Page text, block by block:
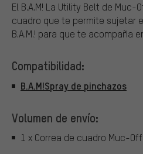
El B.A.M! La Utility Belt de
cuadro que te permite sujetar
B.A.M.! para que te acompaña
Compatibilidad:
B.A.M!Spray de pinchazos
Volumen de envío:
1 x Correa de cuadro Muc-Off